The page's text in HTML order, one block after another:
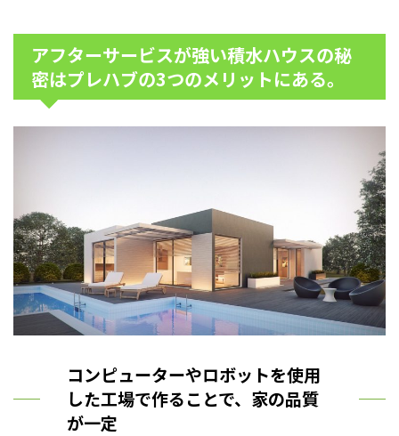
アフターサービスが強い積水ハウスの秘
密はプレハブの3つのメリットにある。
コンピューターやロボットを使用
した工場で作ることで、家の品質
が一定